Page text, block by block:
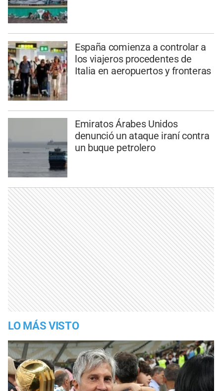
España comienza a controlar a
los viajeros procedentes de
Italia en aeropuertos y fronteras
Emiratos Árabes Unidos
denunció un ataque iraní contra
un buque petrolero
LO MÁS VISTO